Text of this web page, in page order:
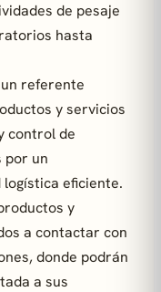
de pesaje
hasta
referente
y servicios
control de
por un
eficiente.
y
a contactar con
donde podrán
a sus